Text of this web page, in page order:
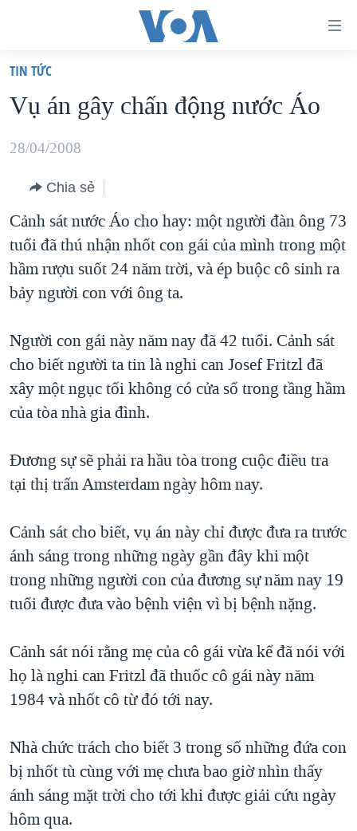
truy
cập
Tới
dung
chính
điều
hướng
chính
Đi
tới
"Tìm"
VIỆT NAM
HOA KỲ
BLOG
DIỄN ĐÀN
MỤC
VẠCH TRẦN TIN GIẢ
NGƯỜI VIỆT HẢI NGOẠI
KHOA HỌC
SỨC KHOẺ
GIÁO DỤC
CHIẾN TRANH THƯƠNG MẠI CỦA MỸ: QUÁ KHỨ VÀ HIỆN
TẠI
HÀNH TRÌNH BẦU CỬ 2024
MỘT NĂM CHIẾN TRANH TẠI DẢI GAZA
NGÀY TỊ NẠN THẾ GIỚI
GROUND ZERO – XƯA VÀ NAY
CHI PHÍ CHIẾN TRANH AFGHANISTAN
CÁC GIÁ TRỊ CỘNG HÒA Ở VIỆT NAM
TRỊNH VĨNH BÌNH VS. CHÍNH PHỦ VIỆT NAM
NGƯ DÂN VIỆT VÀ LÀN SÓNG TRỘM HẢI SÂM
BÊN KIA QUỐC LỘ: TIẾNG VỌNG TỪ NÔNG THÔN MỸ
HỌC TIẾNG ANH
VIDEO
NGHE
TIN TỨC
Vụ án gây chấn động nước Áo
28/04/2008
Chia sẻ
Cảnh sát nước Áo cho hay: một người đàn ông 73
tuổi đã thú nhận nhốt con gái của mình trong một
hầm rượu suốt 24 năm trời, và ép buộc cô sinh ra
bảy người con với ông ta.
Người con gái này năm nay đã 42 tuổi. Cảnh sát
cho biết người ta tin là nghi can Josef Fritzl đã
xây một ngục tối không có cửa sổ trong tầng hầm
của tòa nhà gia đình.
Đương sự sẽ phải ra hầu tòa trong cuộc điều tra
tại thị trấn Amsterdam ngày hôm nay.
Cảnh sát cho biết, vụ án này chỉ được đưa ra trước
ánh sáng trong những ngày gần đây khi một
trong những người con của đương sự năm nay 19
tuổi được đưa vào bệnh viện vì bị bệnh nặng.
Cảnh sát nói rằng mẹ của cô gái vừa kể đã nói với
họ là nghi can Fritzl đã thuốc cô gái này năm
1984 và nhốt cô từ đó tới nay.
Nhà chức trách cho biết 3 trong số những đứa con
bị nhốt tù cùng với mẹ chưa bao giờ nhìn thấy
ánh sáng mặt trời cho tới khi được giải cứu ngày
hôm qua.